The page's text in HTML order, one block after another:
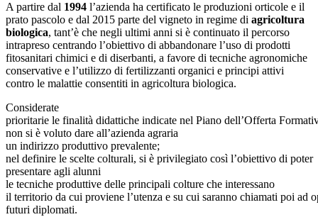
A partire dal 1994 l’azienda ha certificato le produzioni orticole e il
prato pascolo e dal 2015 parte del vigneto in regime di agricoltura
biologica, tant’è che negli ultimi anni si è continuato il percorso
intrapreso centrando l’obiettivo di abbandonare l’uso di prodotti
fitosanitari chimici e di diserbanti, a favore di tecniche agronomiche
conservative e l’utilizzo di fertilizzanti organici e principi attivi
contro le malattie consentiti in agricoltura biologica.
Considerate
prioritarie le finalità didattiche indicate nel Piano dell’Offerta
non si è voluto dare all’azienda agraria
un indirizzo produttivo prevalente;
nel definire le scelte colturali, si è privilegiato così l’obiettivo di poter
presentare agli alunni
le tecniche produttive delle principali colture che interessano
il territorio da cui proviene l’utenza e su cui saranno chiamati poi ad
futuri diplomati.